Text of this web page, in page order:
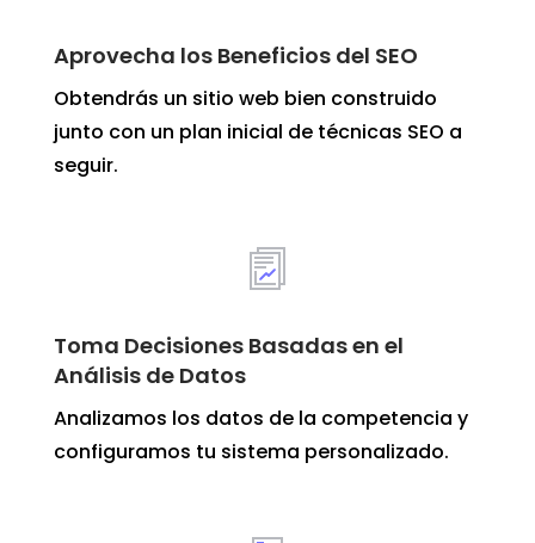
Aprovecha los Beneficios del SEO
Obtendrás un sitio web bien construido
junto con un plan inicial de técnicas SEO a
seguir.
Toma Decisiones Basadas en el
Análisis de Datos
Analizamos los datos de la competencia y
configuramos tu sistema personalizado.